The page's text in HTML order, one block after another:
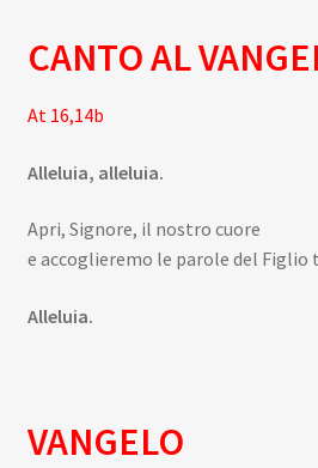
CANTO AL
At 16,14b
Alleluia, alleluia.
Apri, Signore, il nostro cuore
e accoglieremo le parole del Figlio
Alleluia.
VANGELO